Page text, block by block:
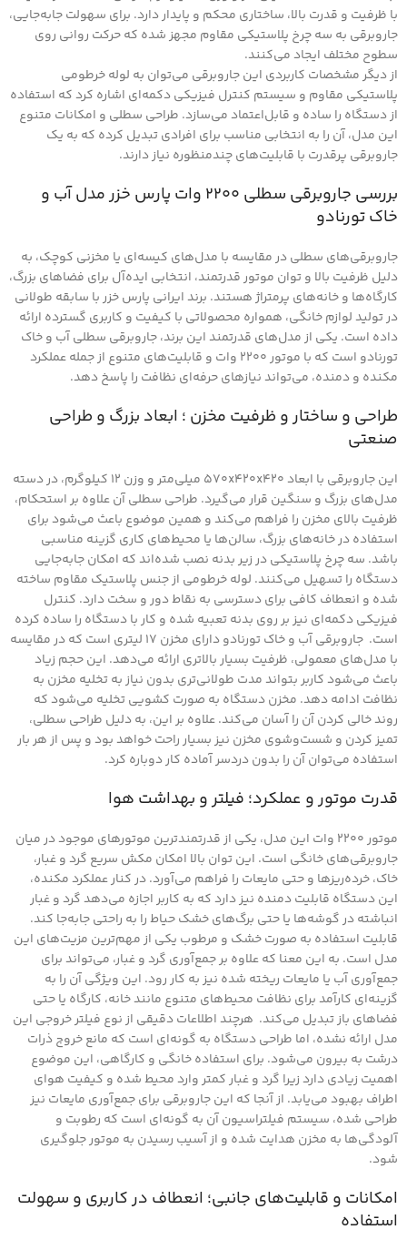
با ظرفیت و قدرت بالا، ساختاری محکم و پایدار دارد. برای سهولت جابه‌جایی،
جاروبرقی به سه چرخ پلاستیکی مقاوم مجهز شده که حرکت روانی روی
سطوح مختلف ایجاد می‌کنند.
از دیگر مشخصات کاربردی این جاروبرقی می‌توان به لوله خرطومی
پلاستیکی مقاوم و سیستم کنترل فیزیکی دکمه‌ای اشاره کرد که استفاده
از دستگاه را ساده و قابل‌اعتماد می‌سازد. طراحی سطلی و امکانات متنوع
این مدل، آن را به انتخابی مناسب برای افرادی تبدیل کرده که به یک
جاروبرقی پرقدرت با قابلیت‌های چندمنظوره نیاز دارند.
بررسی جاروبرقی سطلی ۲۲۰۰ وات پارس خزر مدل آب و
خاک تورنادو
جاروبرقی‌های سطلی در مقایسه با مدل‌های کیسه‌ای یا مخزنی کوچک، به
دلیل ظرفیت بالا و توان موتور قدرتمند، انتخابی ایده‌آل برای فضاهای بزرگ،
کارگاه‌ها و خانه‌های پرمتراژ هستند. برند ایرانی پارس خزر با سابقه طولانی
در تولید لوازم خانگی، همواره محصولاتی با کیفیت و کاربری گسترده ارائه
داده است. یکی از مدل‌های قدرتمند این برند، جاروبرقی سطلی آب و خاک
تورنادو است که با موتور ۲۲۰۰ وات و قابلیت‌های متنوع از جمله عملکرد
مکنده و دمنده، می‌تواند نیازهای حرفه‌ای نظافت را پاسخ دهد.
طراحی و ساختار و ظرفیت مخزن ؛ ابعاد بزرگ و طراحی
صنعتی
این جاروبرقی با ابعاد ۵۷۰x۴۲۰x۴۲۰ میلی‌متر و وزن ۱۲ کیلوگرم، در دسته
مدل‌های بزرگ و سنگین قرار می‌گیرد. طراحی سطلی آن علاوه بر استحکام،
ظرفیت بالای مخزن را فراهم می‌کند و همین موضوع باعث می‌شود برای
استفاده در خانه‌های بزرگ، سالن‌ها یا محیط‌های کاری گزینه مناسبی
باشد. سه چرخ پلاستیکی در زیر بدنه نصب شده‌اند که امکان جابه‌جایی
دستگاه را تسهیل می‌کنند. لوله خرطومی از جنس پلاستیک مقاوم ساخته
شده و انعطاف کافی برای دسترسی به نقاط دور و سخت دارد. کنترل
فیزیکی دکمه‌ای نیز بر روی بدنه تعبیه شده و کار با دستگاه را ساده کرده
است. جاروبرقی آب و خاک تورنادو دارای مخزن ۱۷ لیتری است که در مقایسه
با مدل‌های معمولی، ظرفیت بسیار بالاتری ارائه می‌دهد. این حجم زیاد
باعث می‌شود کاربر بتواند مدت طولانی‌تری بدون نیاز به تخلیه مخزن به
نظافت ادامه دهد. مخزن دستگاه به صورت کشویی تخلیه می‌شود که
روند خالی کردن آن را آسان می‌کند. علاوه بر این، به دلیل طراحی سطلی،
تمیز کردن و شست‌وشوی مخزن نیز بسیار راحت خواهد بود و پس از هر بار
استفاده می‌توان آن را بدون دردسر آماده کار دوباره کرد.
قدرت موتور و عملکرد؛ فیلتر و بهداشت هوا
موتور ۲۲۰۰ وات این مدل، یکی از قدرتمندترین موتورهای موجود در میان
جاروبرقی‌های خانگی است. این توان بالا امکان مکش سریع گرد و غبار،
خاک، خرده‌ریزها و حتی مایعات را فراهم می‌آورد. در کنار عملکرد مکنده،
این دستگاه قابلیت دمنده نیز دارد که به کاربر اجازه می‌دهد گرد و غبار
انباشته در گوشه‌ها یا حتی برگ‌های خشک حیاط را به راحتی جابه‌جا کند.
قابلیت استفاده به صورت خشک و مرطوب یکی از مهم‌ترین مزیت‌های این
مدل است. به این معنا که علاوه بر جمع‌آوری گرد و غبار، می‌تواند برای
جمع‌آوری آب یا مایعات ریخته شده نیز به کار رود. این ویژگی آن را به
گزینه‌ای کارآمد برای نظافت محیط‌های متنوع مانند خانه، کارگاه یا حتی
فضاهای باز تبدیل می‌کند. هرچند اطلاعات دقیقی از نوع فیلتر خروجی این
مدل ارائه نشده، اما طراحی دستگاه به گونه‌ای است که مانع خروج ذرات
درشت به بیرون می‌شود. برای استفاده خانگی و کارگاهی، این موضوع
اهمیت زیادی دارد زیرا گرد و غبار کمتر وارد محیط شده و کیفیت هوای
اطراف بهبود می‌یابد. از آنجا که این جاروبرقی برای جمع‌آوری مایعات نیز
طراحی شده، سیستم فیلتراسیون آن به گونه‌ای است که رطوبت و
آلودگی‌ها به مخزن هدایت شده و از آسیب رسیدن به موتور جلوگیری
شود.
امکانات و قابلیت‌های جانبی؛ انعطاف در کاربری و سهولت
استفاده